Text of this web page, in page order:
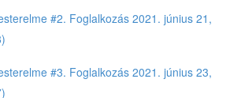
#2. Foglalkozás 2021. június 21,
#3. Foglalkozás 2021. június 23,